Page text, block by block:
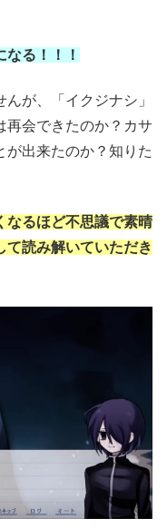
る！！！
が、「イクジナシ」
再会できたのか？カサ
が出来たのか？知りた
なるほど不思議で素晴
て読み解いていただき